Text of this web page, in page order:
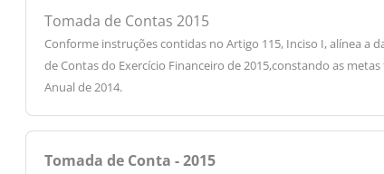
Tomada de Contas 2015
Conforme instruções contidas no Artigo 115, Inciso I, alínea a
de Contas do Exercício Financeiro de 2015,constando as
Anual de 2014.
Tomada de Conta - 2015